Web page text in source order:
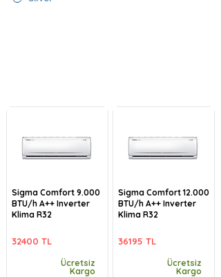
Sigma Comfort 9.000
BTU/h A++ Inverter
Klima R32
32400 TL
Ücretsiz
Kargo
Sigma Comfort 12.000
BTU/h A++ Inverter
Klima R32
36195 TL
Ücretsiz
Kargo